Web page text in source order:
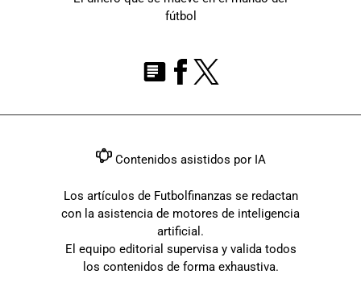
fútbol
Contenidos asistidos por IA
Los artículos de Futbolfinanzas se redactan
con la asistencia de motores de inteligencia
artificial.
El equipo editorial supervisa y valida todos
los contenidos de forma exhaustiva.